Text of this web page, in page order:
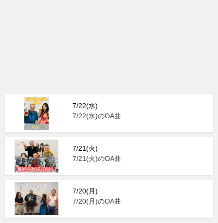
7/22(水)
7/22(水)のOA曲
7/21(火)
7/21(火)のOA曲
7/20(月)
7/20(月)のOA曲